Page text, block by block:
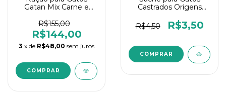
Gatan Mix Carne e
R$155,00
R$144,00
3 x de R$48,00 sem juros
Castrados Origens
R$4,50
R$3,50